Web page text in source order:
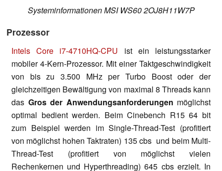
Systeminformationen MSI WS60 2OJ8H11W7P
Prozessor
Intels Core i7-4710HQ-CPU ist ein leistungsstarker
mobiler 4-Kern-Prozessor. Mit einer Taktgeschwindigkeit
von bis zu 3.500 MHz per Turbo Boost oder der
gleichzeitigen Bewältigung von maximal 8 Threads kann
das Gros der Anwendungsanforderungen möglichst
optimal bedient werden. Beim Cinebench R15 64 bit
zum Beispiel werden im Single-Thread-Test (profitiert
von möglichst hohen Taktraten) 135 cbs und beim Multi-
Thread-Test (profitiert von möglichst vielen
Rechenkernen und Hyperthreading) 645 cbs erzielt. In